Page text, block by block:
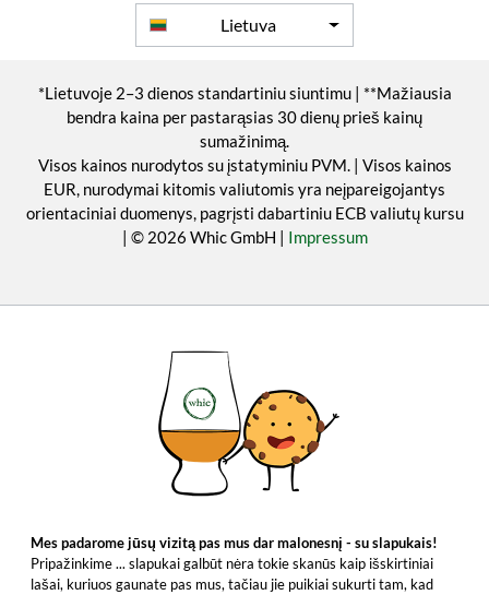
Lietuva
*Lietuvoje 2–3 dienos standartiniu siuntimu | **Mažiausia
bendra kaina per pastarąsias 30 dienų prieš kainų
sumažinimą.
Visos kainos nurodytos su įstatyminiu PVM. | Visos kainos
EUR, nurodymai kitomis valiutomis yra neįpareigojantys
orientaciniai duomenys, pagrįsti dabartiniu ECB valiutų kursu
| © 2026 Whic GmbH | Impressum
Mes padarome jūsų vizitą pas mus dar malonesnį - su slapukais!
Pripažinkime ... slapukai galbūt nėra tokie skanūs kaip išskirtiniai
lašai, kuriuos gaunate pas mus, tačiau jie puikiai sukurti tam, kad